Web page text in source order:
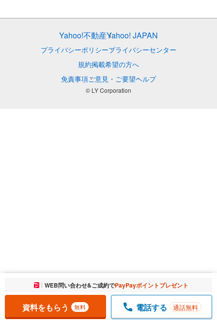
お気に入りに追加しました。 一覧を開く
WEB問い合わせ&ご成約でPayPayポイントプレゼント
資料をもらう 無料 電話する 通話無料
Yahoo!不動産Yahoo! JAPAN
プライバシーポリシープライバシーセンター
規約掲載希望の方へ
免責事項ご意見・ご要望ヘルプ
© LY Corporation